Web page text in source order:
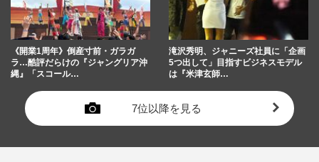
《開業1周年》倒産寸前・ガラガ
ラ…酷評だらけの『ジャングリア沖
縄』「スコール…
滝沢秀明、ジャニーズ社員に「企画
5つ出して」目指すビジネスモデル
は『米津玄師…
7位以降を見る